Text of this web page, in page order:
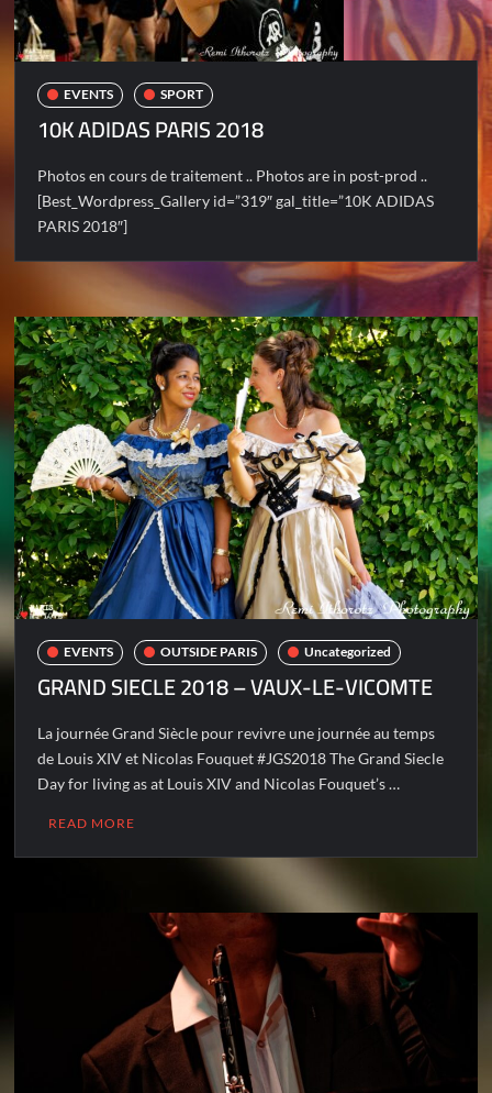
EVENTS SPORT
10K ADIDAS PARIS 2018
Photos en cours de traitement .. Photos are in post-prod ..
[Best_Wordpress_Gallery id=”319″ gal_title=”10K ADIDAS
PARIS 2018″]
EVENTS OUTSIDE PARIS Uncategorized
GRAND SIECLE 2018 – VAUX-LE-VICOMTE
La journée Grand Siècle pour revivre une journée au temps
de Louis XIV et Nicolas Fouquet #JGS2018 The Grand Siecle
Day for living as at Louis XIV and Nicolas Fouquet’s …
READ MORE